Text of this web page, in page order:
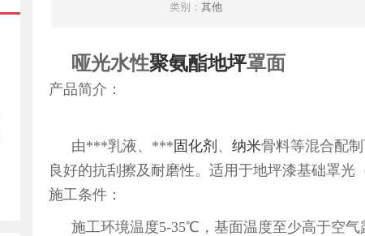
类别： 其他
哑光水性聚氨酯地坪罩面
产品简介：
由***乳液、*** 固化剂 、 纳米骨料等混合配
良好的抗刮擦及耐磨性。适用于地坪漆基础罩光
施工条件：
施工环境温度5-35℃，基面温度至少高于空